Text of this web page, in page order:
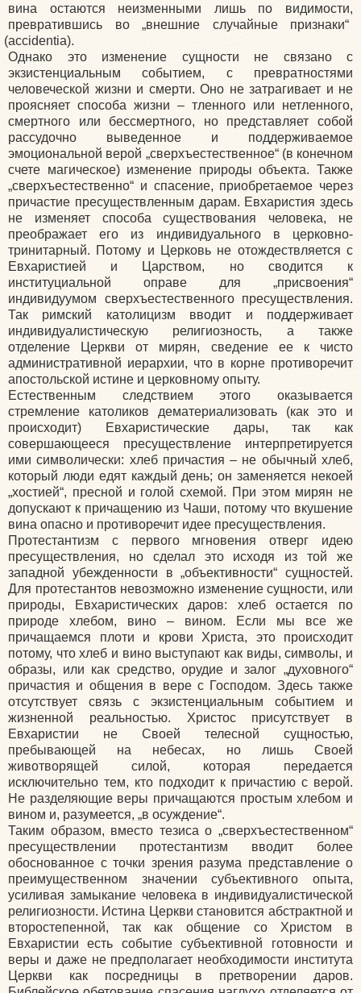
вина остаются неизменными лишь по видимости,
превратившись во „внешние случайные признаки“
(accidentia).
Однако это изменение сущности не связано с
экзистенциальным событием, с превратностями
человеческой жизни и смерти. Оно не затрагивает и не
проясняет способа жизни – тленного или нетленного,
смертного или бессмертного, но представляет собой
рассудочно выведенное и поддерживаемое
эмоциональной верой „сверхъестественное“ (в конечном
счете магическое) изменение природы объекта. Также
„сверхъестественно“ и спасение, приобретаемое через
причастие пресуществленным дарам. Евхаристия здесь
не изменяет способа существования человека, не
преображает его из индивидуального в церковно-
тринитарный. Потому и Церковь не отождествляется с
Евхаристией и Царством, но сводится к
институциальной оправе для „присвоения“
индивидуумом сверхъестественного пресуществления.
Так римский католицизм вводит и поддерживает
индивидуалистическую религиозность, а также
отделение Церкви от мирян, сведение ее к чисто
административной иерархии, что в корне противоречит
апостольской истине и церковному опыту.
Естественным следствием этого оказывается
стремление католиков дематериализовать
(как это и
происходит) Евхаристические дары, так как
совершающееся пресуществление интерпретируется
ими символически: хлеб причастия – не обычный хлеб,
который люди едят каждый день; он заменяется некоей
„хостией“, пресной и голой схемой. При этом мирян не
допускают к причащению из Чаши, потому что вкушение
вина опасно и противоречит идее пресуществления.
Протестантизм с первого мгновения отверг идею
пресуществления, но сделал это исходя из той же
западной убежденности в „объективности“ сущностей.
Для протестантов невозможно изменение сущности, или
природы, Евхаристических даров: хлеб остается по
природе хлебом, вино – вином. Если мы все же
причащаемся плоти и крови Христа, это происходит
потому, что хлеб и вино выступают как виды, символы, и
образы, или как средство, орудие и залог „духовного“
причастия и общения в вере с Господом. Здесь также
отсутствует связь с экзистенциальным событием и
жизненной реальностью. Христос присутствует в
Евхаристии не Своей телесной сущностью,
пребывающей на небесах, но лишь Своей
животворящей силой, которая передается
исключительно тем, кто подходит к причастию с верой.
Не разделяющие веры причащаются простым хлебом и
вином и, разумеется, „в осуждение“.
Таким образом, вместо тезиса о „сверхъестественном“
пресуществлении протестантизм вводит более
обоснованное с точки зрения разума представление о
преимущественном значении субъективного опыта,
усиливая замыкание человека в индивидуалистической
религиозности. Истина Церкви становится абстрактной и
второстепенной, так как общение со Христом в
Евхаристии есть событие субъективной готовности и
веры и даже не предполагает необходимости института
Церкви как посредницы в претворении даров.